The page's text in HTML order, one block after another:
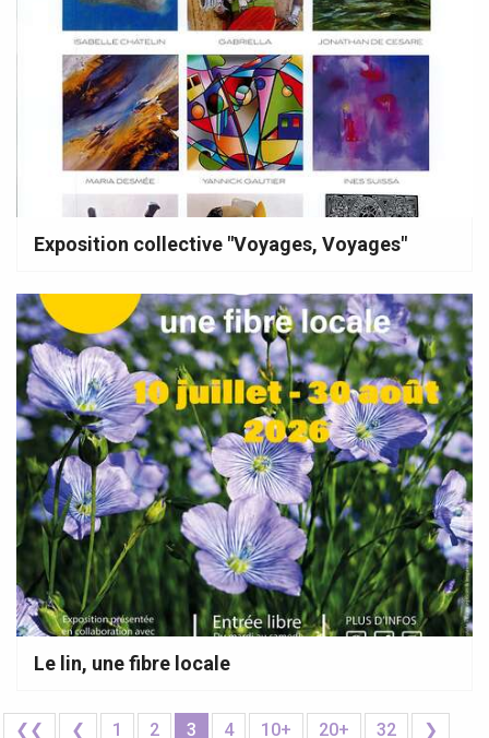
Exposition collective "Voyages, Voyages"
Le lin, une fibre locale
❮❮ ❮ 1 2 3 4 10+ 20+ 32
❯